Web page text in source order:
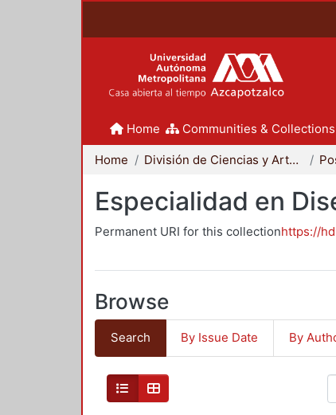
Home Communities & Collections
Home División de Ciencias y Artes para el Diseño
Especialidad en
Permanent URI for this collectionhttps://
Browse
Search By Issue Date By